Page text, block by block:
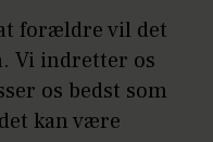
forældre vil det
Vi indretter os
os bedst som
kan være